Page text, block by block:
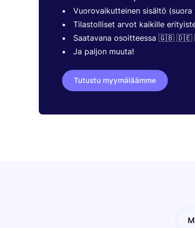
Vuorovaikutteinen sisältö
Tilastolliset arvot kaikille
Saatavana osoitteessa
Ja paljon muuta!
Tutustu myymäläämme